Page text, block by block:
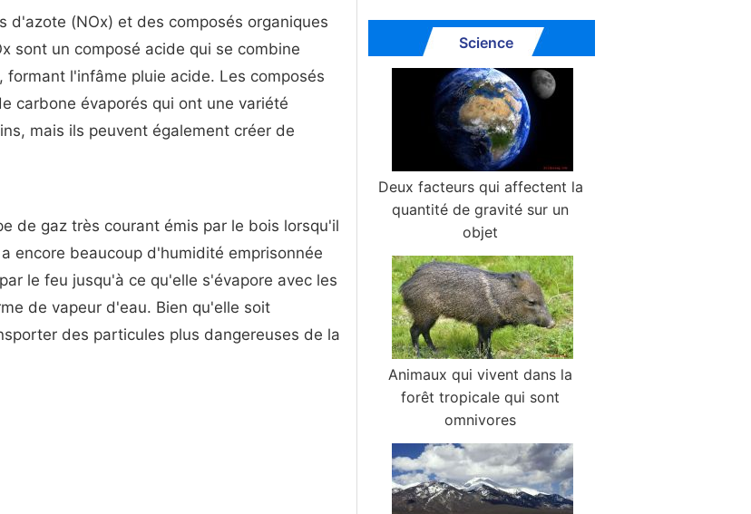
d'azote (NOx) et des composés organiques
sont un composé acide qui se combine
l'infâme pluie acide. Les composés
carbone évaporés qui ont une variété
mais ils peuvent également créer de
de gaz très courant émis par le bois lorsqu'il
encore beaucoup d'humidité emprisonnée
le feu jusqu'à ce qu'elle s'évapore avec les
de vapeur d'eau. Bien qu'elle soit
des particules plus dangereuses de la
Science
Deux facteurs qui affectent la
quantité de gravité sur un
objet
Animaux qui vivent dans la
forêt tropicale qui sont
omnivores